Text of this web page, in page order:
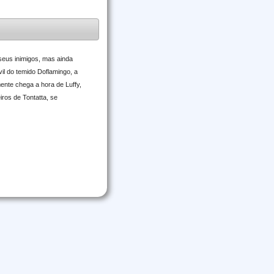
inimigos, mas ainda
do temido Doflamingo, a
chega a hora de Luffy,
de Tontatta, se